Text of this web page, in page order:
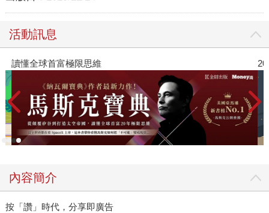
活動訊息
讀懂全球首富極限思維
內容簡介
按「讚」時代，分享即廣告